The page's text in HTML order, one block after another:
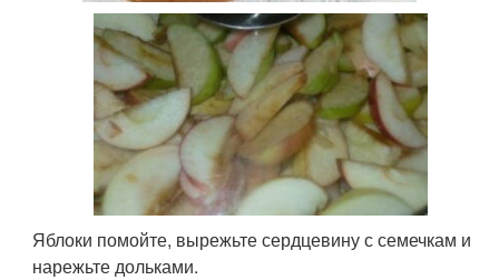
Яблоки помойте, вырежьте сердцевину с семечкам и
нарежьте дольками.